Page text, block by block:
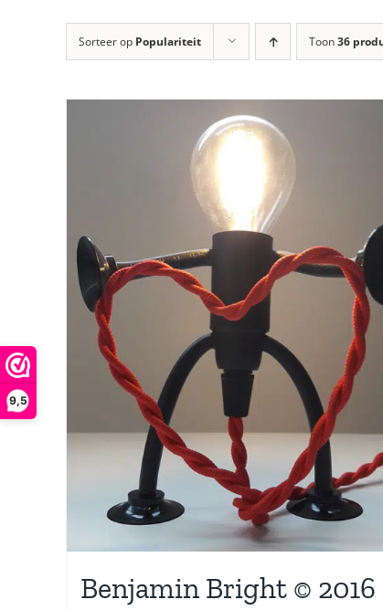
9,5
Sorteer op Populariteit Toon36
Benjamin Bright © 2016